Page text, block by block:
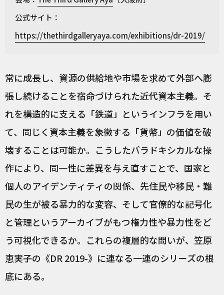
公式サイト：
https://thethirdgalleryaya.com/exhibitions/dr-2019/
常に成長し、資源の供給地や市場を求めて外部へ膨
張し続けることを宿命づけられた近代資本主義。そ
れを構造的に支える「鉄道」というインフラを用い
て、同じく資本主義を象徴する「貨幣」の価値を破
壊することは可能か。こうしたパラドキシカルな操
作により、同一性に差異を与え直すことで、国家と
個人のアイデンティティの関係、先住民や移民・難
民の生が被る暴力的な変容、そして官僚的な記号化
と管理というアーカイブがもつ権力性や暴力性をど
う可視化できるか。これらの複層的な問いが、笠原
恵実子の《DR 2019-》に連なる一連のシリーズの根
底にある。